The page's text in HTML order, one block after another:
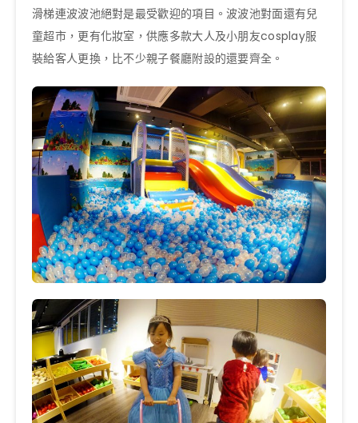
滑梯連波波池絕對是最受歡迎的項目。波波池對面還有兒
童超市，更有化妝室，供應多款大人及小朋友cosplay服
裝給客人更換，比不少親子餐廳附設的還要齊全。